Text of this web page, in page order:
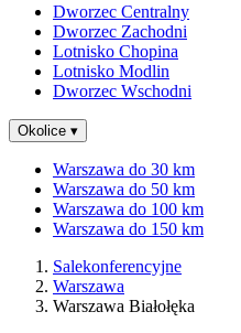
Dworzec Centralny
Dworzec Zachodni
Lotnisko Chopina
Lotnisko Modlin
Dworzec Wschodni
Okolice ▾
Warszawa do 30 km
Warszawa do 50 km
Warszawa do 100 km
Warszawa do 150 km
Salekonferencyjne
Warszawa
Warszawa Białołęka